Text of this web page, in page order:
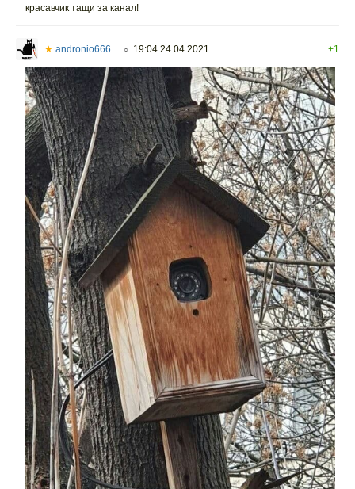
красавчик тащи за канал!
★ andronio666 ○ 19:04 24.04.2021 +1